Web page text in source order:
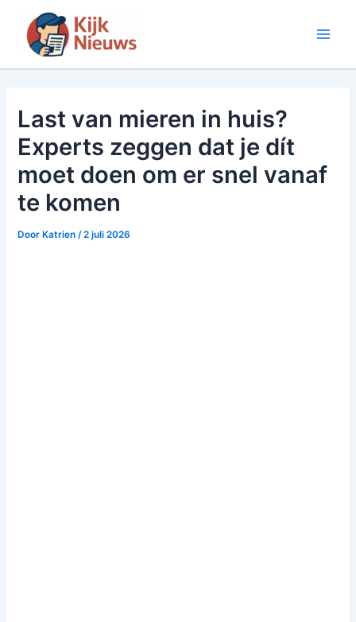
inhoud
Last van mieren in huis?
Experts zeggen dat je dít
moet doen om er snel vanaf
te komen
Door Katrien/2 juli 2026